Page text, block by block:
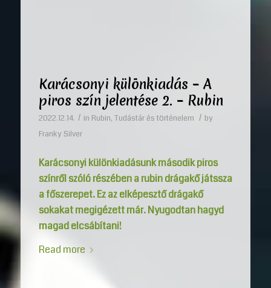
Karácsonyi különkiadás – A
piros szín jelentése 2. – Rubin
2022.12.14. / in Rubin, Tudástár és történelem / by
Franky Silver
Karácsonyi különkiadásunk második piros
színről szóló részében a rubin drágakő játssza
a főszerepet. Ez az elképesztő drágakő
sokakat megigézett már. Nyugodtan hagyd
magad elcsábítani!
Read more